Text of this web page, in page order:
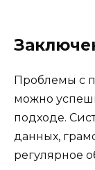
Проблемы с
можно
подходе.
данных,
регулярное